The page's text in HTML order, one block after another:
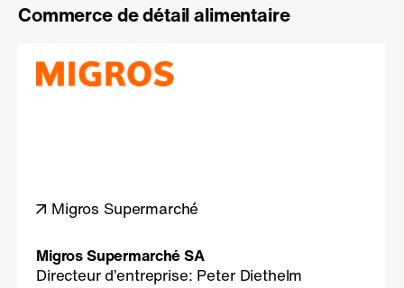
Commerce de détail alimentaire
Migros Supermarché
Migros Supermarché SA
Directeur d’entreprise: Peter Diethelm